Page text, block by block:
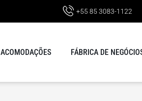
+55 85 3083-1122
ACOMODAÇÕES FÁBRICA DE